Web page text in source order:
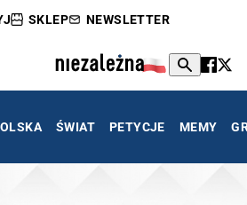
SKLEP NEWSLETTER
ŚWIAT PETYCJE MEMY